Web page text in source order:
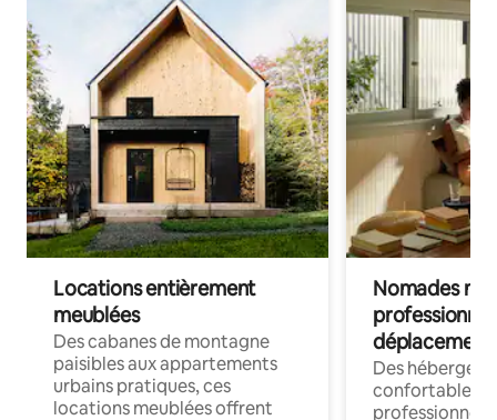
Locations entièrement
meublées
Des cabanes de montagne
paisibles aux appartements
urbains pratiques, ces
locations meublées offrent
Nomades
déplacement
Des
confortables
professionnels